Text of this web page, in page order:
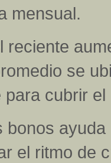
mensual.
reciente
se
cubrir
bonos
el ritmo de